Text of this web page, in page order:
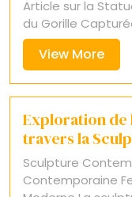
Article sur la
du Gorille
View MoreView
More
Exploration de
travers la
Sculpture
Contemporaine